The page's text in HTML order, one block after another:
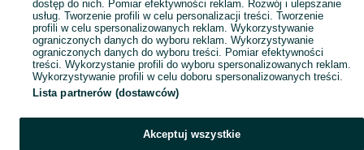
dostęp do nich. Pomiar efektywności reklam. Rozwój i ulepszanie
usług. Tworzenie profili w celu personalizacji treści. Tworzenie
profili w celu spersonalizowanych reklam. Wykorzystywanie
ograniczonych danych do wyboru reklam. Wykorzystywanie
ograniczonych danych do wyboru treści. Pomiar efektywności
treści. Wykorzystanie profili do wyboru spersonalizowanych reklam.
Wykorzystywanie profili w celu doboru spersonalizowanych treści.
Lista partnerów (dostawców)
Akceptuj wszystkie